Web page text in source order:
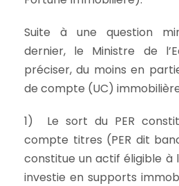
Suite à une question
dernier, le Ministre de
préciser, du moins en
de compte (UC)
1) Le sort du PER
compte titres (PER dit
constitue un actif éligible à
investie en supports